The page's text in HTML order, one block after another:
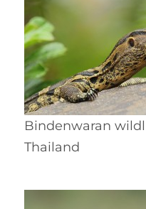
Bindenwaran
Thailand